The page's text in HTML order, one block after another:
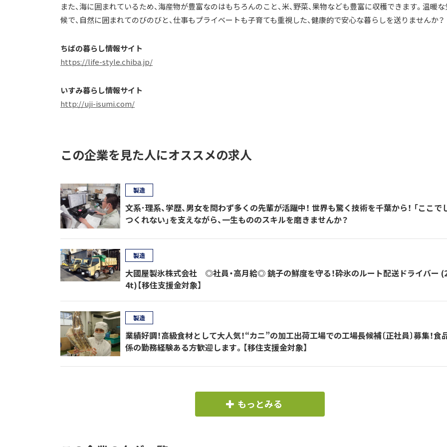
また、海に囲まれているため、海産物が豊富なのはもちろんのこと、米、野菜、果物なども豊富に収穫できます。温暖
候で、自然に囲まれてのびのびと、仕事もプライベートも子育ても重視した、健康的で安心な暮らしを送りませんか？
ちばの暮らし情報サイト
https://life-style.chiba.jp/
いすみ暮らし情報サイト
http://uji-isumi.com/
この企業を見た人にオススメの求人
文系･理系、学歴、男女を問わず多くの先輩が活躍中！ 世界も驚く技術を千葉から！ 「ここで
つくれない」を支えながら、一生もののスキルを磨きませんか？
製造
大國屋製氷株式会社 ◎社員・高月給◎ 銚子の鮮度を守る！砕氷のルート配送ドライバー
4t)【移住支援金対象】
製造
業績好調！高級食材として大人気！“カニ”の加工出荷工場での工場長候補〔正社員〕募集！食
係の勤務経験ある方歓迎します。【移住支援金対象】
製造
もっとみる